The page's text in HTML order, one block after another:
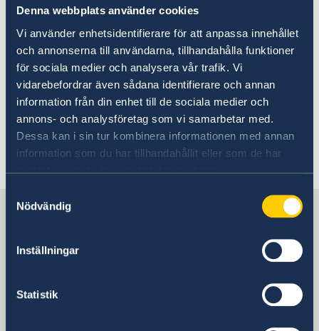
Denna webbplats använder cookies
Vi använder enhetsidentifierare för att anpassa innehållet
och annonserna till användarna, tillhandahålla funktioner
för sociala medier och analysera vår trafik. Vi
vidarebefordrar även sådana identifierare och annan
information från din enhet till de sociala medier och
annons- och analysföretag som vi samarbetar med.
Dessa kan i sin tur kombinera informationen med annan
information som du har tillhandahållit eller som de har
samlat in när du har använt deras tjänster.
Nödvändig
Inställningar
Statistik
med regeringsförklaringen berättade
statsminister Ulf Kristersson om förändringar i
regeringen. Det är två nya statsråd och fyra
statsråd som byter ministerpost.
Statsminister Ulf Kristersson presenterade
förändringar i regeringen - Regeringen.se
Senast uppdaterad 11 sep. 2024, 16.32
Sverige i Lettland
Sveriges Ambassad
Besöksadress